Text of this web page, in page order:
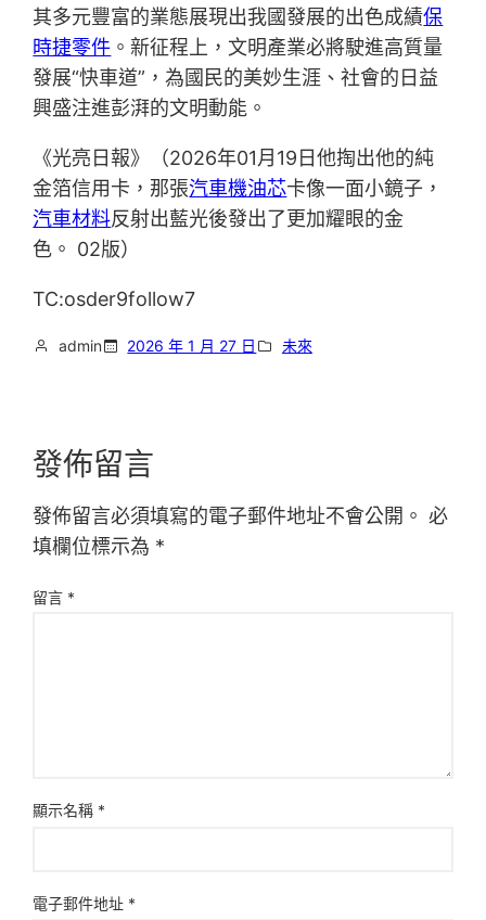
其多元豐富的業態展現出我國發展的出色成績保
時捷零件 。新征程上，文明產業必將駛進高質量
發展“快車道”，為國民的美妙生涯、社會的日益
興盛注進彭湃的文明動能。
《光亮日報》（2026年01月19日他掏出他的純
金箔信用卡，那張汽車機油芯卡像一面小鏡子，
汽車材料反射出藍光後發出了更加耀眼的金
色。 02版）
TC:osder9follow7
admin 2026 年 1 月 27 日 未來
發佈留言
發佈留言必須填寫的電子郵件地址不會公開。 必
填欄位標示為 *
留言 *
顯示名稱 *
電子郵件地址 *